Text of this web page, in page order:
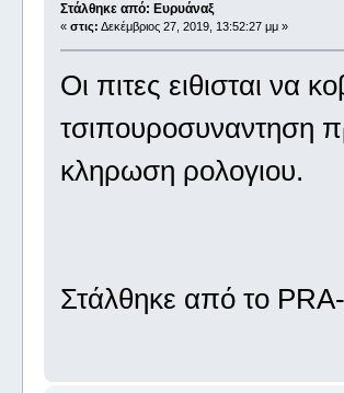
Στάλθηκε από: Ευρυάναξ
« στις: Δεκέμβριος 27, 2019, 13:52:27 μμ »
Οι πιτες ειθισται να
τσιπουροσυναντηση
κληρωση ρολογιου.
Στάλθηκε από το